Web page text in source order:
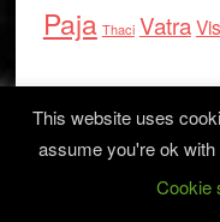
Paja Thaci Vatra
This website uses
assume you're ok
Cookie